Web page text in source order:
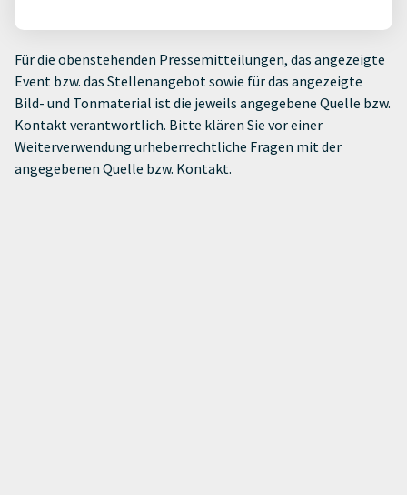
Für die obenstehenden Pressemitteilungen, das angezeigte
Event bzw. das Stellenangebot sowie für das angezeigte
Bild- und Tonmaterial ist die jeweils angegebene Quelle bzw.
Kontakt verantwortlich. Bitte klären Sie vor einer
Weiterverwendung urheberrechtliche Fragen mit der
angegebenen Quelle bzw. Kontakt.